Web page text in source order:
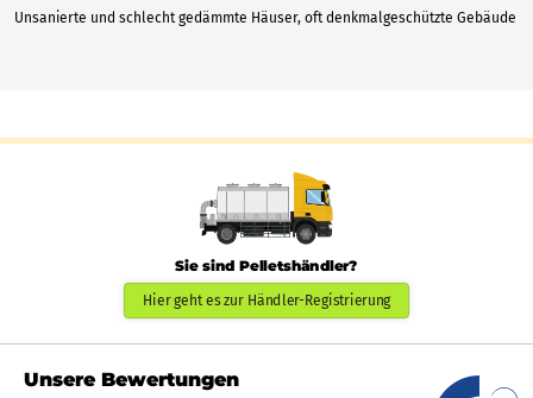
Unsanierte und schlecht gedämmte Häuser, oft denkmalgeschützte Gebäude
Sie sind Pelletshändler?
Hier geht es zur Händler-Registrierung
Unsere Bewertungen